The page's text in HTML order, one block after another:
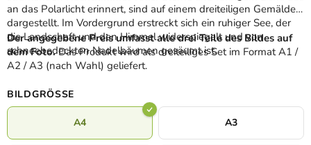
an das Polarlicht erinnert, sind auf einem dreiteiligen Gemälde
dargestellt. Im Vordergrund erstreckt sich ein ruhiger See, der
die Landschaft und den Himmel widerspiegelt und von
schneebedeckten Nadelbäumen gesäumt ist.
Der angegebene Preis umfasst alle drei Teile des Bildes auf
dem Foto.Das Produkt wird als dreiteiliges Set im Format A1 /
A2 / A3 (nach Wahl) geliefert.
BILDGRÖSSE
A4 A3